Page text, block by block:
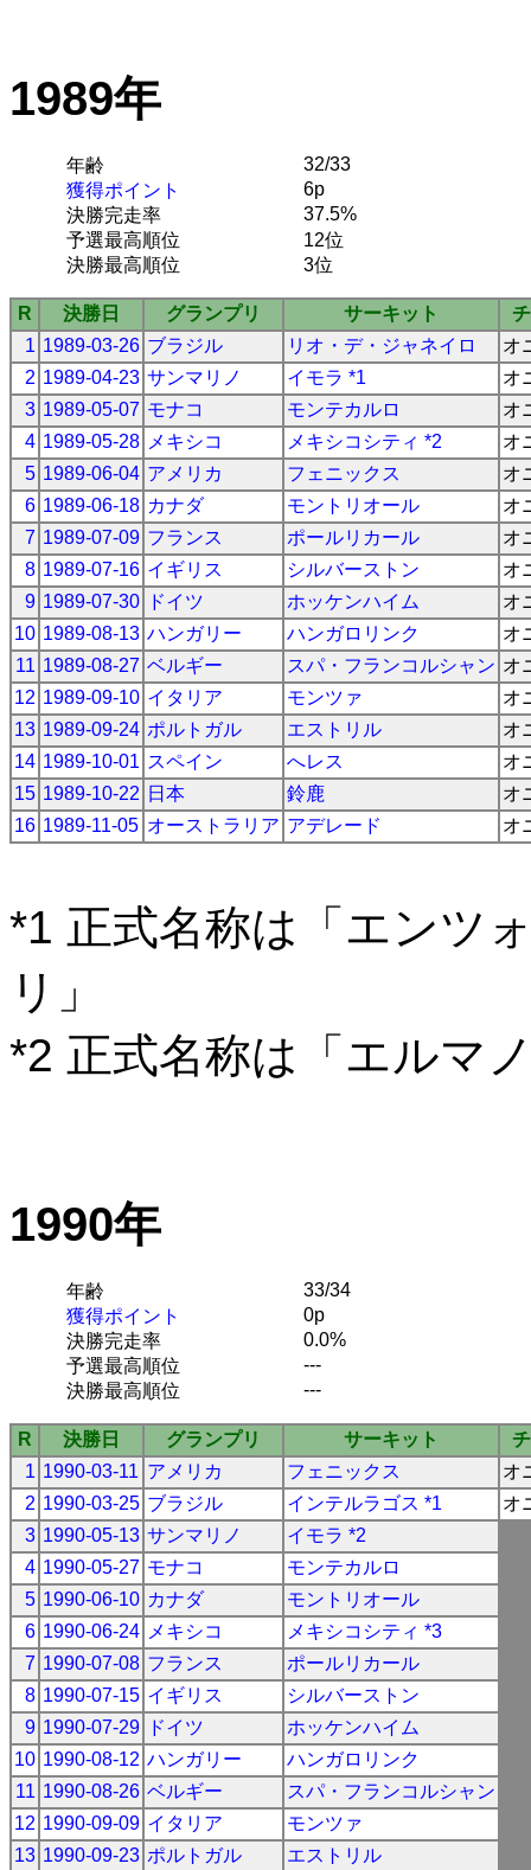
1989年
年齢
32/33
獲得ポイント
6p
決勝完走率
37.5%
予選最高順位
12位
決勝最高順位
3位
R 決勝日 グランプリ サーキット
1 1989-03-26 ブラジル リオ・デ・ジャネイロ
オ
2 1989-04-23 サンマリノ イモラ *1
オ
3 1989-05-07 モナコ モンテカルロ
オ
4 1989-05-28 メキシコ メキシコシティ *2
オ
5 1989-06-04 アメリカ フェニックス
オ
6 1989-06-18 カナダ モントリオール
オ
7 1989-07-09 フランス ポールリカール
オ
8 1989-07-16 イギリス シルバーストン
オ
9 1989-07-30 ドイツ ホッケンハイム
オ
10 1989-08-13 ハンガリー ハンガロリンク
オ
11 1989-08-27 ベルギー スパ・フランコルシャン オ
12 1989-09-10 イタリア モンツァ
オ
13 1989-09-24 ポルトガル エストリル
オ
14 1989-10-01 スペイン へレス
オ
15 1989-10-22 日本 鈴鹿
オ
16 1989-11-05 オーストラリア アデレード オ
*1 正式名称は「エンツ
リ」
*2 正式名称は「エルマ
1990年
年齢
33/34
獲得ポイント
0p
決勝完走率
0.0%
予選最高順位
---
決勝最高順位
---
R 決勝日 グランプリ サーキット
1 1990-03-11 アメリカ フェニックス
オ
2 1990-03-25 ブラジル インテルラゴス *1
オ
3 1990-05-13 サンマリノ
イモラ *2
4 1990-05-27 モナコ
モンテカルロ
5 1990-06-10 カナダ
モントリオール
6 1990-06-24 メキシコ
メキシコシティ *3
7 1990-07-08 フランス
ポールリカール
8 1990-07-15 イギリス
シルバーストン
9 1990-07-29 ドイツ
ホッケンハイム
10 1990-08-12 ハンガリー
ハンガロリンク
11 1990-08-26 ベルギー
スパ・フランコルシャン
12 1990-09-09 イタリア
モンツァ
13 1990-09-23 ポルトガル
エストリル